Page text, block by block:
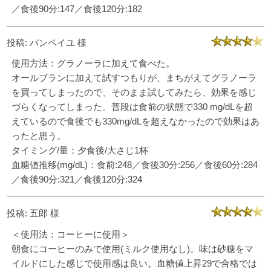
／食後90分:147／食後120分:182
投稿: バンペイユ 様
使用方法：グラノーラに加えて食べた。
オールブランに加えて試すつもりが、まちがえてグラノーラ
を買ってしまったので、そのまま試してみたら、効果を感じ
づらくなってしまった。普段は食前の状態で330 mg/dLを超
えているので食後でも330mg/dLを超えなかったので効果はあ
ったと思う。
タイミング/量：夕食後/大さじ1杯
血糖値推移(mg/dL)：食前:248／食後30分:256／食後60分:284
／食後90分:321／食後120分:324
投稿: 五郎 様
＜使用法：コーヒーに使用＞
朝食にコーヒーのみで使用(ミルク使用なし)。味は砂糖をマ
イルドにした感じで使用感は良い。血糖値上昇29で合格では